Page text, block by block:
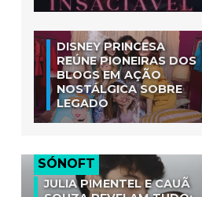
DISNEY PRINCESA
REÚNE PIONEIRAS DOS
BLOGS EM AÇÃO
NOSTÁLGICA SOBRE
LEGADO
SÓNOFT
JULIA PIMENTEL E CAUÃ